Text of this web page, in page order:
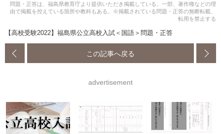
問題・正答は、福島県教育庁より提供いただき掲載している。一部、著作権などの理
由で掲載を控えている箇所や教科もある。※掲載されている問題・正答の無断転載、
転用を禁止する
【高校受験2022】福島県公立高校入試＜国語＞問題・正答
この記事へ戻る
advertisement